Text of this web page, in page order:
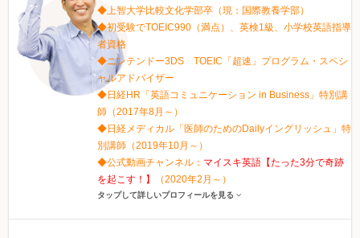
◆上智大学比較文化学部卒（現：国際教養学部）
◆初受験でTOEIC990（満点）、英検1級、小学校英語指導
者資格
◆ニンテンドー3DS TOEIC「超速」プログラム・スペシ
ャルアドバイザー
◆日経HR「英語コミュニケーション in Business」特別講
師（2017年8月～）
◆日経メディカル「医師のためのDailyイングリッシュ」特
別講師（2019年10月～）
◆公式動画チャンネル： マイスキ英語【たった3分で奇跡
を起こす！】
（2020年2月～）
タップして詳しいプロフィールを見る